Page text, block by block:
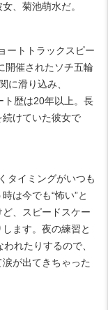
、菊池萌水だ。
ートトラックスピー
開催されたソチ五輪
に滑り込み、
ト歴は20年以上。長
けていた彼女で
タイミングがいつも
は今でも“怖い”と
、スピードスケー
ます。夜の練習と
れたりするので、
が出てきちゃった